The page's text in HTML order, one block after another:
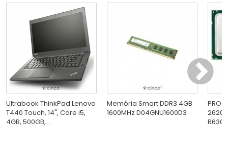
Ultrabook ThinkPad Lenovo
T440 Touch, 14", Core i5,
4GB, 500GB,...
Memória Smart DDR3 4GB
1600MHz D04GNU1600D3
PROC
R630